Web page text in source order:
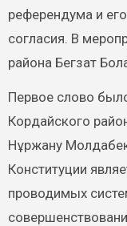
референдума и
согласия. В
района Бегзат
Первое слово
Кордайского
Нұржану
Конституции
проводимых